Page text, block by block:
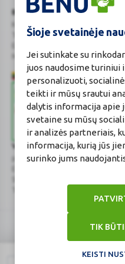
Šioje svetainėje
Jei sutinkate su
juos naudosime turiniui
personalizuoti,
teikti ir mūsų srautui
dalytis informacija apie
svetaine su mūsų
ir analizės partneriais,
informacija, kurią jūs
surinko jums
TIK
KEISTI
Pasitarkite su gydytoju arba
Propolis MDF.
Propolis gali sukelti alergiją
Vaikams ir paaugliams
Vaistinio preparato
12 metų vaikams, kadangi
neištirtas.
Kiti vaistai ir Propolis MDF
Jeigu vartojate ar neseniai
BENU Vaistinė Lietuva, UAB
Kauno r. sav., Karmėlavos sen.,
Tel. +370 37 225 522
Maisto tvarkymo subjektų
Valstybinė vaistų kontrolės
prie Lietuvos Respublikos